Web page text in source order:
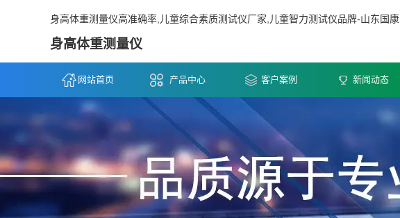
身高体重测量仪高准确率,儿童综合素质测试仪厂家,儿童智力测试仪品牌-山东国康
身高体重测量仪
网站首页 产品中心 客户案例 新闻动态